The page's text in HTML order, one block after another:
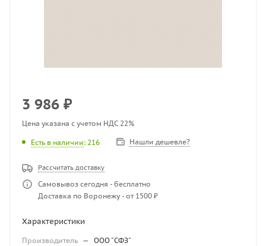
3 986 ₽
Цена указана с учетом НДС 22%
Есть в наличии: 216 Нашли дешевле?
Рассчитать доставку
Самовывоз сегодня - бесплатно
Доставка по Воронежу - от 1500 ₽
Характеристики
Производитель — ООО "СФЗ"